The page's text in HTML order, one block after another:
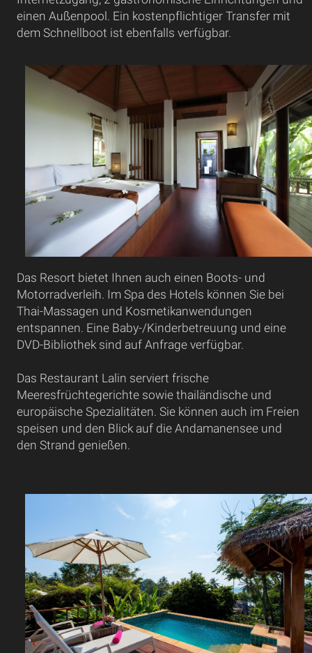
einen Außenpool. Ein kostenpflichtiger Transfer mit
dem Schnellboot ist ebenfalls verfügbar.
Das Resort bietet Ihnen auch einen Boots- und
Motorradverleih. Im Spa des Hotels können Sie bei
Thai-Massagen und Kosmetikanwendungen
entspannen. Eine Baby-/Kinderbetreuung und eine
DVD-Bibliothek sind auf Anfrage verfügbar.
Das Restaurant Lalin serviert frische
Meeresfrüchtegerichte sowie thailändische und
europäische Spezialitäten. Sie können auch im Freien
speisen und den Blick auf die Andamanensee und
den Strand genießen.